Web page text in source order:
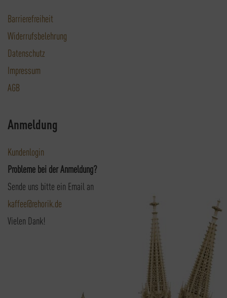
Barrierefreiheit
Widerrufsbelehrung
Datenschutz
Impressum
AGB
Anmeldung
Kundenlogin
Probleme bei der Anmeldung?
Sende uns bitte ein Email an
kaffee@rehorik.de
Vielen Dank!